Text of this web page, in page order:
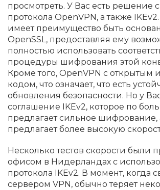
просмотреть. У Вас есть решение
протокола OpenVPN, а также
имеет преимущество быть
OpenSSL, предоставляя ему
полностью использовать
процедуры шифрования этой
Кроме того, OpenVPN с открытым
кодом, что означает, что есть
обновления безопасности. Но у
соглашение IKEv2, которое по
предлагает сильное шифрование,
предлагает более высокую
Несколько тестов скорости были
офисом в Нидерландах с
протокола IKEv2. В момент, когда
сервером VPN, обычно теряет